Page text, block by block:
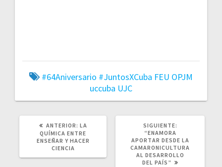
#64Aniversario #JuntosXCuba FEU OPJM
uccuba UJC
ANTERIOR: POST
ANTERIOR:
LA
QUÍMICA ENTRE
ENSEÑAR Y HACER
CIENCIA
SIGUIENTE:
SIGUIENTE
POST:
“ENAMORA
APORTAR DESDE LA
CAMARONICULTURA
AL DESARROLLO
DEL PAÍS”